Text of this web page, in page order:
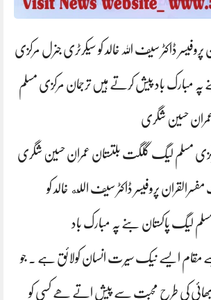
ڈاکٹر سیف اللہ خالد کو سیکرٹری جنرل مرکزی
پہ مبارک باد پیش کرتے ہیں ترجمان مرکزی مسلم
حسین شگری
مسلم لیگ گلگت بلتستان عمران حسین شگری
پروفیسر ڈاکٹر سیف الله خالد کو
لیگ پاکستان بنے پہ مبارک باد
ایسے نیک سیرت انسان کولائق ہے ۔ جو
بھائی کی طرح محبت سے پیش اتے ھے کسی کو